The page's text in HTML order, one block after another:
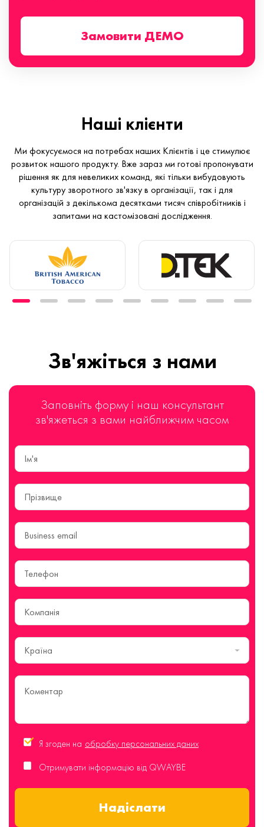
Замовити ДЕМО
Наші клієнти
Ми фокусуємося на потребах наших Клієнтів і це стимулює
розвиток нашого продукту. Вже зараз ми готові пропонувати
рішення як для невеликих команд, які тільки вибудовують
культуру зворотного зв'язку в організації, так і для
організацій з декількома десятками тисяч співробітників і
запитами на кастомізовані дослідження.
Зв'яжіться з нами
Заповніть форму і наш консультант
зв'яжеться з вами найближчим часом
Країна
Я згоден на обробку персональних даних
Отримувати інформацію від QWAYBE
Надіслати